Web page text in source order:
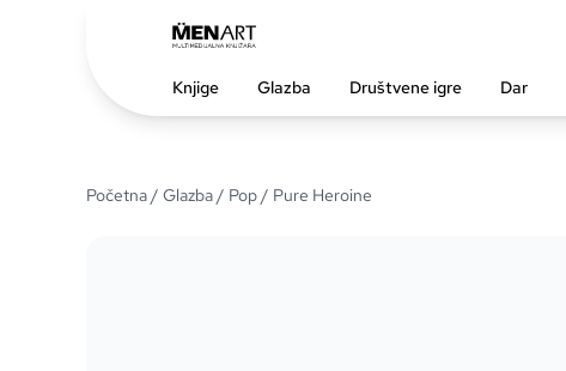
Knjige Glazba Društvene igre Dar
Početna/ Glazba/ Pop/ Pure Heroine